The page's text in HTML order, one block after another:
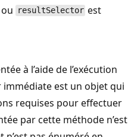
ou resultSelector est
à l’aide de l’exécution
est un objet qui
requises pour effectuer
par cette méthode n’est